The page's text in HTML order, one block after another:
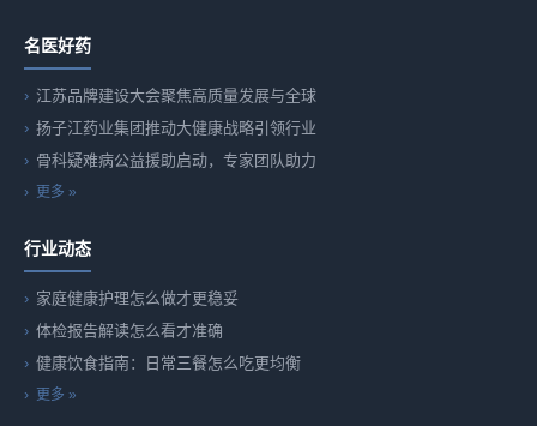
名医好药
江苏品牌建设大会聚焦高质量发展与全球
扬子江药业集团推动大健康战略引领行业
骨科疑难病公益援助启动，专家团队助力
更多 »
行业动态
家庭健康护理怎么做才更稳妥
体检报告解读怎么看才准确
健康饮食指南：日常三餐怎么吃更均衡
更多 »